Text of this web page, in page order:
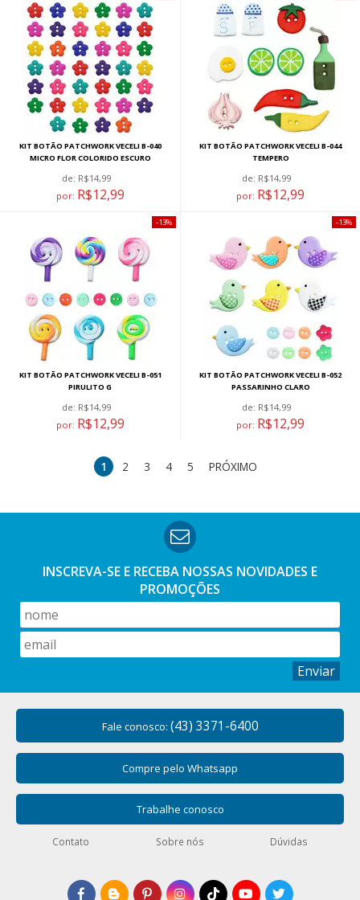
KIT BOTÃO PATCHWORK VECELI B-040
MICRO FLOR COLORIDO ESCURO
de: R$14,99
por: R$12,99
KIT BOTÃO PATCHWORK VECELI B-044
TEMPERO
de: R$14,99
por: R$12,99
KIT BOTÃO PATCHWORK VECELI B-051
PIRULITO G
de: R$14,99
por: R$12,99
13%
KIT BOTÃO PATCHWORK VECELI B-052
PASSARINHO CLARO
de: R$14,99
por: R$12,99
13%
1 2 3 4 5 PRÓXIMO
INSCREVA-SE E RECEBA NOSSAS NOVIDADES E
PROMOÇÕES
Enviar
Fale conosco: (43) 3371-6400
Compre pelo Whatsapp
Trabalhe conosco
Contato Sobre nós Dúvidas